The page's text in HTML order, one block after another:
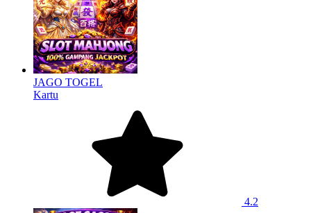
JAGO TOGEL
Kartu
4.2